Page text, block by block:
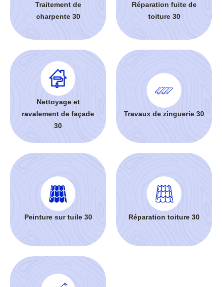
Traitement de
charpente 30
Réparation fuite de
toiture 30
Nettoyage et
ravalement de façade
30
Travaux de zinguerie 30
Peinture sur tuile 30 Réparation toiture 30